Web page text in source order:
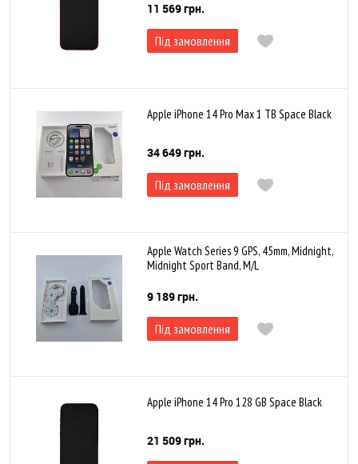
11 569 грн.
Під замовлення
Apple iPhone 14 Pro Max 1 TB Space Black
34 649 грн.
Під замовлення
Apple Watch Series 9 GPS, 45mm, Midnight,
Midnight Sport Band, M/L
9 189 грн.
Під замовлення
Apple iPhone 14 Pro 128 GB Space Black
21 509 грн.